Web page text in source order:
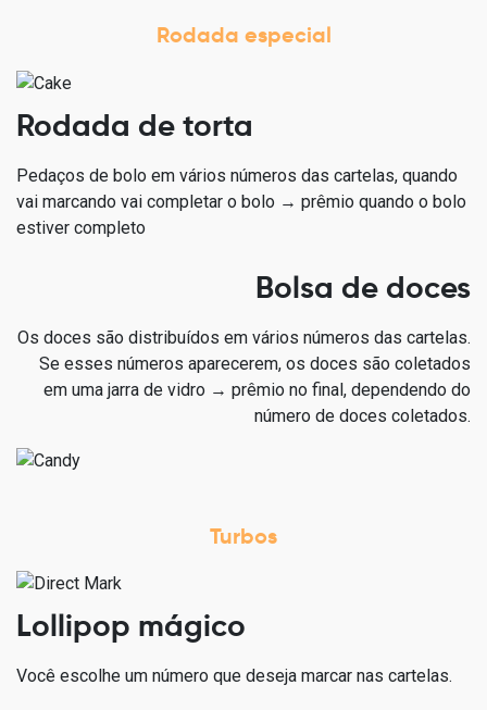
Rodada especial
Rodada de torta
Pedaços de bolo em vários números das cartelas, quando
vai marcando vai completar o bolo → prêmio quando o bolo
estiver completo
Bolsa de doces
Os doces são distribuídos em vários números das cartelas.
Se esses números aparecerem, os doces são coletados
em uma jarra de vidro → prêmio no final, dependendo do
número de doces coletados.
Turbos
Lollipop mágico
Você escolhe um número que deseja marcar nas cartelas.